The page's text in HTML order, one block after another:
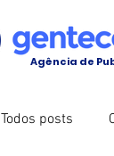
Agência de
Todos posts